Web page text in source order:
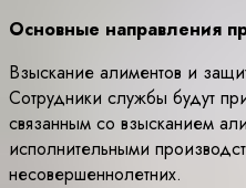
Основные направления
Взыскание алиментов и
Сотрудники службы будут
связанным со взысканием
исполнительными
несовершеннолетних.